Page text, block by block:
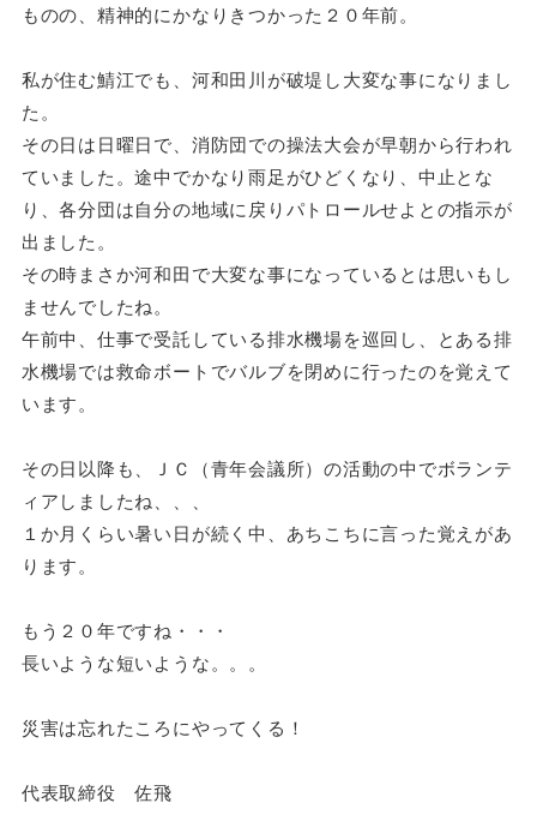
ものの、精神的にかなりきつかった２０年前。
私が住む鯖江でも、河和田川が破堤し大変な事になりまし
た。
その日は日曜日で、消防団での操法大会が早朝から行われ
ていました。途中でかなり雨足がひどくなり、中止とな
り、各分団は自分の地域に戻りパトロールせよとの指示が
出ました。
その時まさか河和田で大変な事になっているとは思いもし
ませんでしたね。
午前中、仕事で受託している排水機場を巡回し、とある排
水機場では救命ボートでバルブを閉めに行ったのを覚えて
います。
その日以降も、ＪＣ（青年会議所）の活動の中でボランテ
ィアしましたね、、、
１か月くらい暑い日が続く中、あちこちに言った覚えがあ
ります。
もう２０年ですね・・・
長いような短いような。。。
災害は忘れたころにやってくる！
代表取締役 佐飛